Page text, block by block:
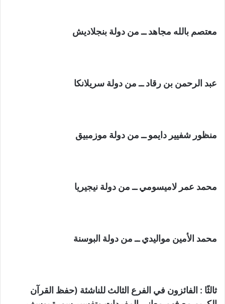
معتصم بالله مجاهد ــ من دولة بنجلاديش
عبد الرحمن بن رقاد ــ من دولة سريلانكا
منظور شفيير دايمو ــ من دولة موزمبيق
محمد عمر لاميسومي ــ من دولة نيجيريا
محمد الأمين مواليدي ــ من دولة البوسنة
ثالثًا : الفائزون في الفرع الثالث للناشئة (حفظ القرآن